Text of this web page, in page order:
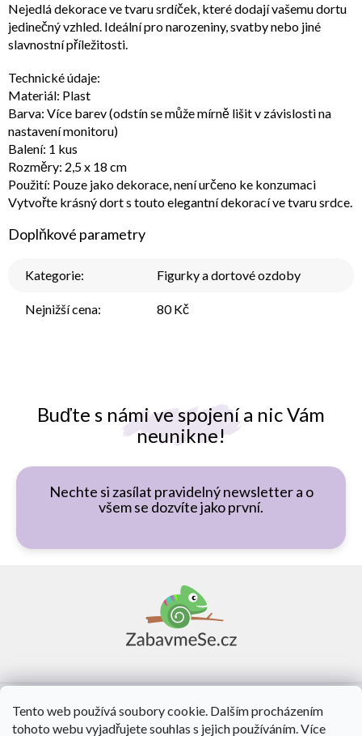
Tento web používá soubory cookie. Dalším procházením
tohoto webu vyjadřujete souhlas s jejich používáním. Více
Buďte s námi ve spojení a nic Vám
neunikne!
Nechte si zasílat pravidelný newsletter a o
všem se dozvíte jako první.
Nejedlá dekorace ve tvaru srdíček, které dodají vašemu dortu
jedinečný vzhled. Ideální pro narozeniny, svatby nebo jiné
slavnostní příležitosti.
Technické údaje:
Materiál: Plast
Barva: Více barev (odstín se může mírně lišit v závislosti na
nastavení monitoru)
Balení: 1 kus
Rozměry: 2,5 x 18 cm
Použití: Pouze jako dekorace, není určeno ke konzumaci
Vytvořte krásný dort s touto elegantní dekorací ve tvaru srdce.
Doplňkové parametry
Kategorie: Figurky a dortové ozdoby
Nejnižší cena: 80 Kč
O nás